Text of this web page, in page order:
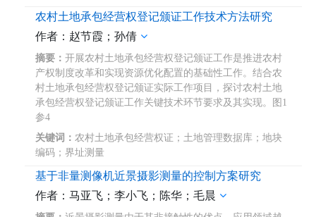
农村土地承包经营权登记颁证工作技术方法研究
作者：赵节霞；孙倩
摘要： 开展农村土地承包经营权登记颁证工作是推进农村
产权制度改革和实现资源优化配置的基础性工作。结合农
村土地承包经营权登记颁证实际工作项目，探讨农村土地
承包经营权登记颁证工作关键技术环节要求及其实现。图1
参4
关键词： 农村土地承包经营权证；土地管理数据库；地块
编码；界址测量
基于非量测像机近景摄影测量的控制方案研究
作者：马亚飞；李小飞；陈华；毛晨